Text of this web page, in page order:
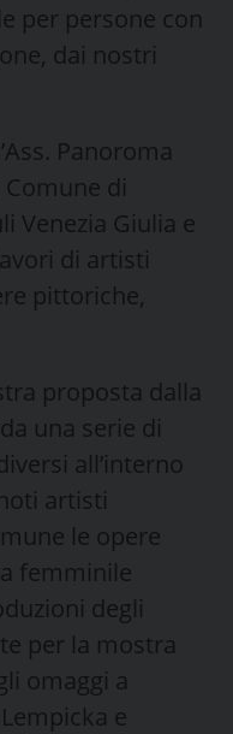
per persone con
dai nostri
Panoroma
Comune di
Venezia Giulia e
di artisti
pittoriche,
proposta dalla
una serie di
all’interno
artisti
le opere
femminile
degli
per la mostra
omaggi a
e